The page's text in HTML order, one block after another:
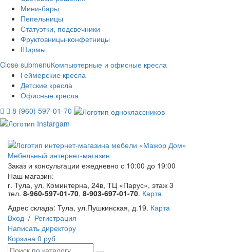
Мини-бары
Пепельницы
Статуэтки, подсвечники
Фруктовницы-конфетницы
Ширмы
Close submenuКомпьютерные и офисные кресла
Геймерские кресла
Детские кресла
Офисные кресла
8 (960) 597-01-70
Мебельный интернет-магазин
Заказ и консультации ежедневно с 10:00 до 19:00
Наш магазин:
г. Тула, ул. Коминтерна, 24в, ТЦ «Парус», этаж 3
тел. 8-960-597-01-70, 8-903-697-01-70. Карта
Адрес склада: Тула, ул.Пушкинская, д.19. Карта
Вход / Регистрация
Написать директору
Корзина 0 руб